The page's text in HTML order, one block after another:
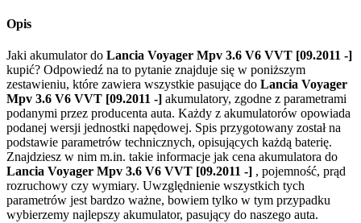
Opis
Jaki akumulator do Lancia Voyager Mpv 3.6 V6 VVT [09.2011 -]
kupić? Odpowiedź na to pytanie znajduje się w poniższym
zestawieniu, które zawiera wszystkie pasujące do Lancia Voyager
Mpv 3.6 V6 VVT [09.2011 -] akumulatory, zgodne z parametrami
podanymi przez producenta auta. Każdy z akumulatorów opowiada
podanej wersji jednostki napędowej. Spis przygotowany został na
podstawie parametrów technicznych, opisujących każdą baterię.
Znajdziesz w nim m.in. takie informacje jak cena akumulatora do
Lancia Voyager Mpv 3.6 V6 VVT [09.2011 -] , pojemność, prąd
rozruchowy czy wymiary. Uwzględnienie wszystkich tych
parametrów jest bardzo ważne, bowiem tylko w tym przypadku
wybierzemy najlepszy akumulator, pasujący do naszego auta.